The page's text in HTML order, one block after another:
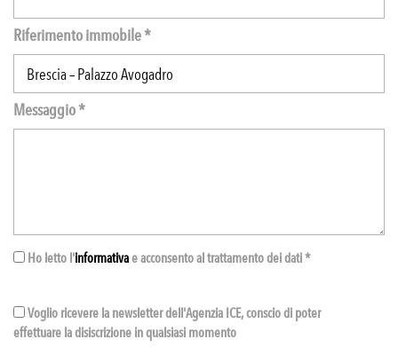
Riferimento immobile *
Messaggio *
Ho letto l'informativae acconsento al trattamento dei dati *
Voglio ricevere la newsletter dell'Agenzia ICE, conscio di poter
effettuare la disiscrizione in qualsiasi momento